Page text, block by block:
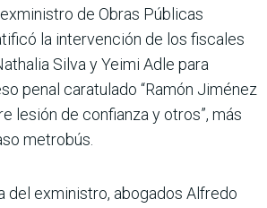
de Obras Públicas
la interven­ción de los fiscales
Silva y Yeimi Adle para
penal caratulado “Ramón Jiménez
lesión de con­fianza y otros”, más
metrobús.
del exmi­nistro, abogados Alfredo